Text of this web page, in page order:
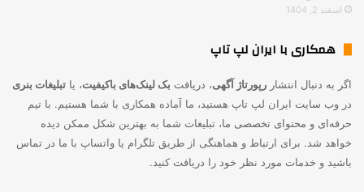
اسفند 2, 1404
همکاری با ایران لپ تاپ
اگر به دنبال انتشار رپورتاژ آگهی، دریافت بک لینک‌های باکیفیت، یا تبلیغات بنری
در وب سایت ایران لپ تاپ هستید، ما آماده همکاری با شما هستیم. با تیم
حرفه‌ای و محتوای تخصصی ما، تبلیغات شما به بهترین شکل ممکن دیده
خواهد شد. برای ارتباط و هماهنگی از طریق تلگرام یا واتساپ با ما در تماس
باشید و خدمات مورد نظر خود را دریافت کنید.